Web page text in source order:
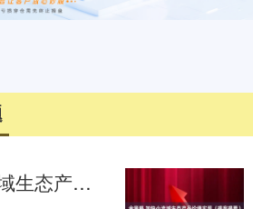
金策略 加快小流域生态产品价值实现（提案提要）